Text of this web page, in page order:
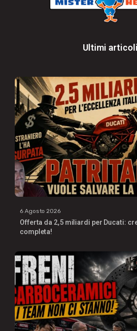
Ultimi articoli
6 Agosto 2026
Offerta da 2,5 miliardi per Ducati:
completa!